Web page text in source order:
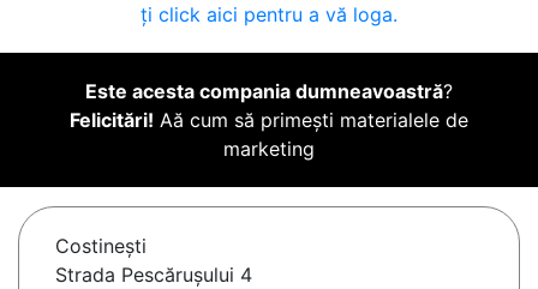
ți click aici pentru a vă loga.
Este acesta compania dumneavoastră?
Felicitări! Aă cum să primești materialele de
marketing
Costineşti
Strada Pescăruşului 4